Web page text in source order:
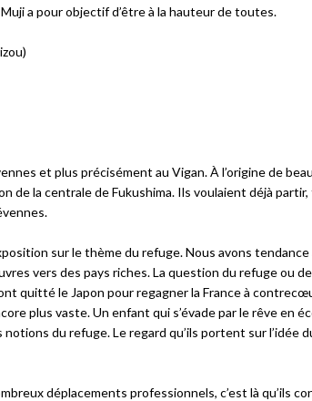
a pour objectif d’être à la hauteur de toutes.
et plus précisément au Vigan. À l’origine de
de la centrale de Fukushima. Ils voulaient déjà
sur le thème du refuge. Nous avons
vers des pays riches. La question du refuge ou
quitté le Japon pour regagner la France à
plus vaste. Un enfant qui s’évade par le rêve en
du refuge. Le regard qu’ils portent sur l’idée
déplacements professionnels, c’est là qu’ils